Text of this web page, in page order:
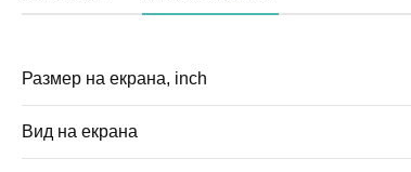
Размер на екрана, inch
Вид на екрана